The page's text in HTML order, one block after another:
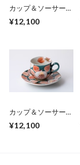
カップ＆ソーサー
¥12,100
カップ＆ソーサー
¥12,100